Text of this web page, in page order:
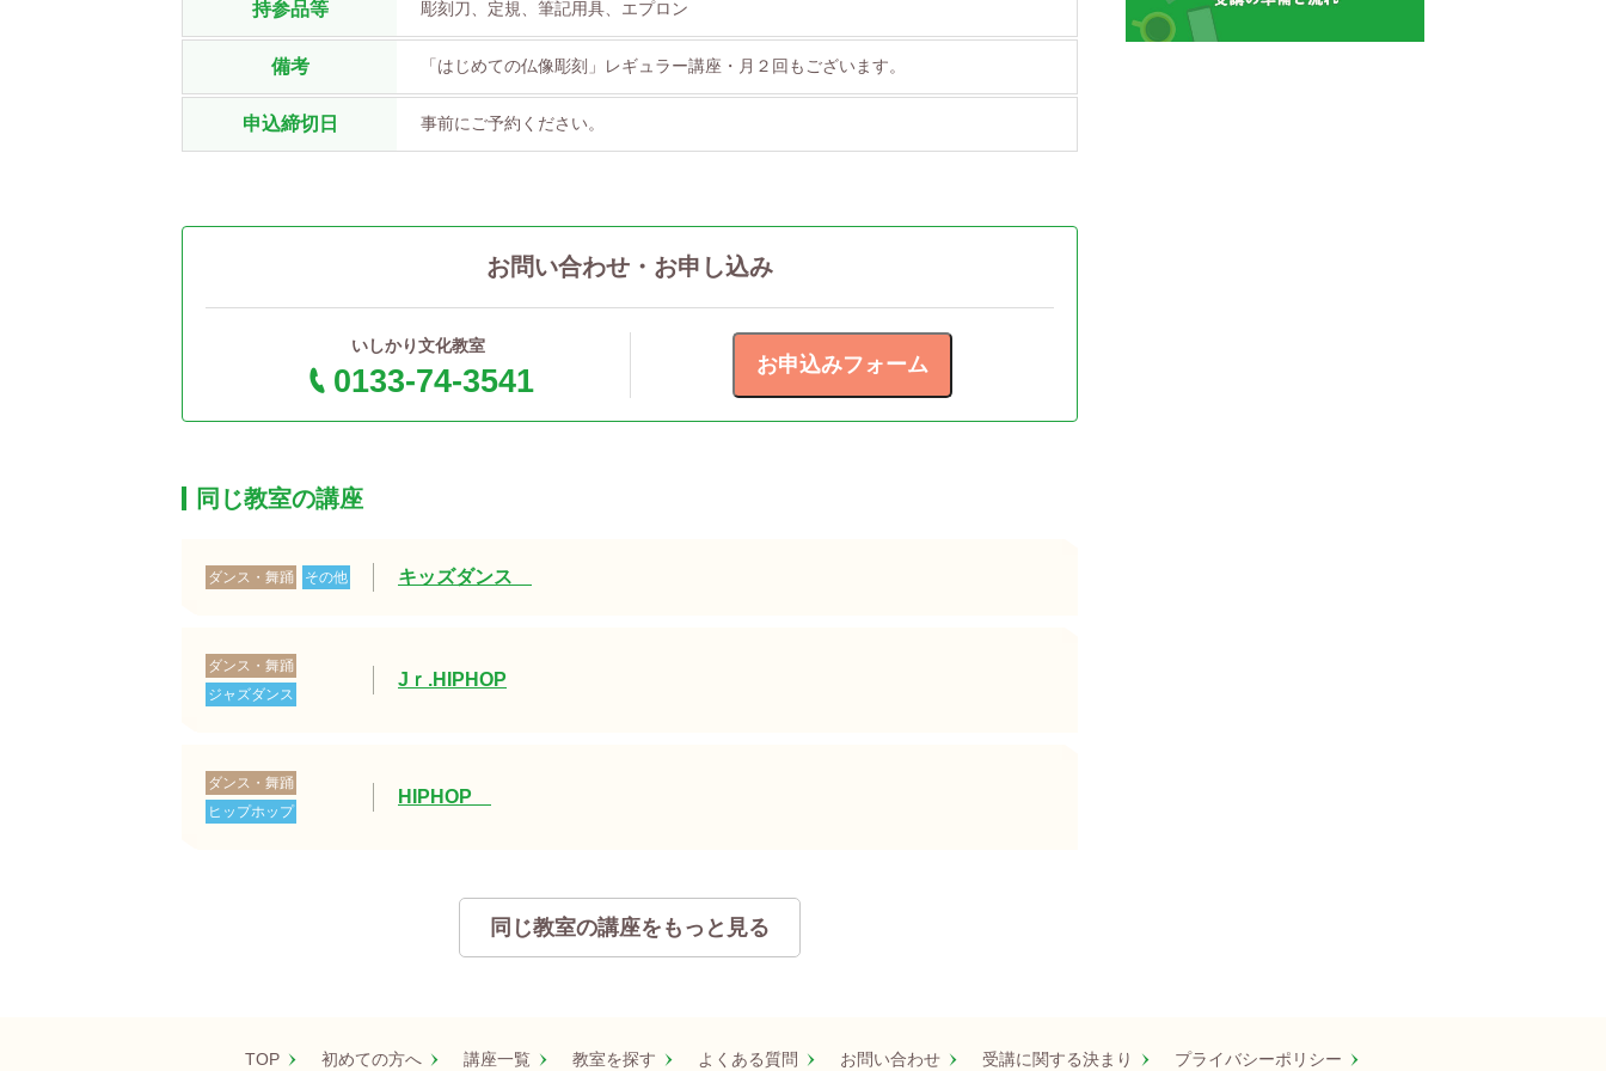
持参品等 彫刻刀、定規、筆記用具、エプロン
備考 「はじめての仏像彫刻」レギュラー講座・月２回もございます。
申込締切日 事前にご予約ください。
お問い合わせ・お申し込み
いしかり文化教室
0133-74-3541
同じ教室の講座
ダンス・舞踊 その他 キッズダンス
ダンス・舞踊
ジャズダンス
Jｒ.HIPHOP
ダンス・舞踊
ヒップホップ
HIPHOP
同じ教室の講座をもっと見る
TOP 初めての方へ 講座一覧 教室を探す よくある質問 お問い合わせ 受講に関する決まり プライバシーポリシー